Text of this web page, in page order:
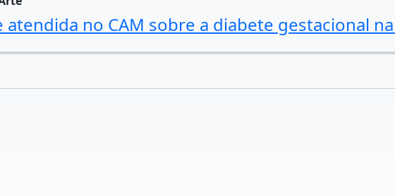
no CAM sobre a diabete gestacional